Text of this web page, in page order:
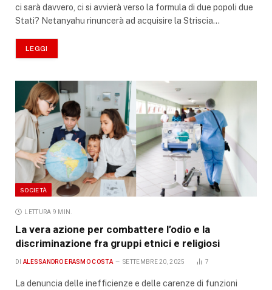
ci sarà davvero, ci si avvierà verso la formula di due popoli due
Stati? Netanyahu rinuncerà ad acquisire la Striscia…
LEGGI
SOCIETÀ
LETTURA 9 MIN.
La vera azione per combattere l’odio e la
discriminazione fra gruppi etnici e religiosi
DI ALESSANDRO ERASMO COSTA SETTEMBRE 20, 2025 7
La denuncia delle inefficienze e delle carenze di funzioni